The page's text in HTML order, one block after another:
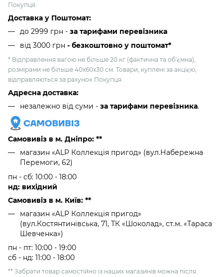
Покупця.
Доставка у Поштомат:
до 2999 грн - за тарифами перевізника
від 3000 грн - безкоштовно у поштомат*
* Відправлення вагою не більше 20 кг (фактична та об'ємна),
розмірами не більше 40х60х30 см. Товари, куплені за акцією,
відправляються за рахунок Покупця.
Адресна доставка:
незалежно від суми - за тарифами перевізника.
Самовивіз в м. Дніпро: **
магазин «ALP Коллекція пригод» (вул.Набережна
Перемоги, 62)
пн - сб: 10:00 - 18:00
нд: вихідний
Самовивіз в м. Київ: **
магазин «ALP Коллекція пригод»
(вул.Костянтинівська, 71, ТК «Шоколад», ст.м. «Тараса
Шевченка»)
пн - пт: 10:00 - 19:00
сб - нд: 11:00 - 18:00
** Забрати товар самостійно із наших магазинів можна після